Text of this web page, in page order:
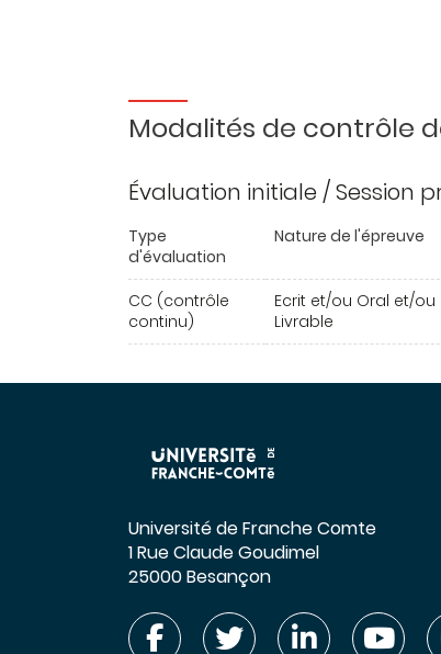
Modalités de contrôle
Évaluation initiale / Session
Type
d'évaluation
Nature de l'épreuve
CC (contrôle
continu)
Ecrit et/ou Oral et/ou
Livrable
Université de Franche Comte
1 Rue Claude Goudimel
25000 Besançon